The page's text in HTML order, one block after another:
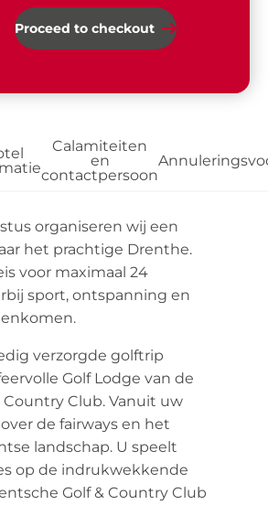
Proceed to checkout
Calamiteiten
en
contactpersoon
organiseren wij een
het prachtige Drenthe.
voor maximaal 24
sport, ontspanning en
verzorgde golftrip
Golf Lodge van de
Country Club. Vanuit uw
de fairways en het
landschap. U speelt
op de indrukwekkende
Golf & Country Club